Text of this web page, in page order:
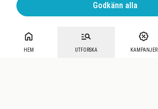
HEM UTFORSKA KAMPANJER
Godkänn alla